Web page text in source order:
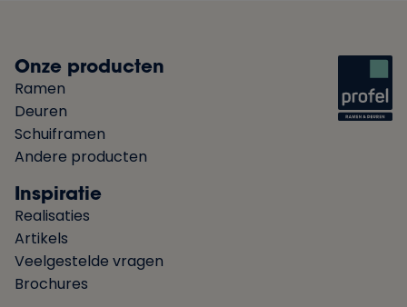
Onze producten
Ramen
Deuren
Schuiframen
Andere producten
Inspiratie
Realisaties
Artikels
Veelgestelde vragen
Brochures